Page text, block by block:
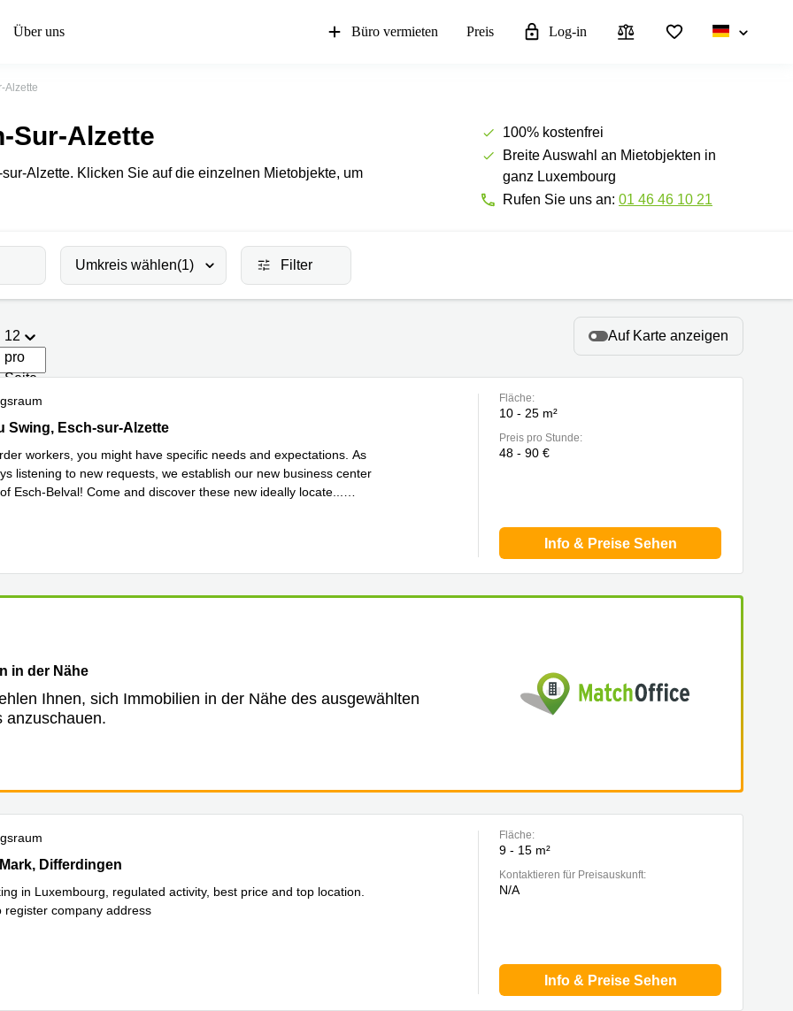
Über uns Büro vermieten Preis Log-in
Alzette
Sur-Alzette
Alzette. Klicken Sie auf die einzelnen Mietobjekte, um
100% kostenfrei
Breite Auswahl an Mietobjekten in
ganz Luxembourg
Rufen Sie uns an: 01 46 46 10 21
Umkreis wählen(1) Filter
12
pro
Seite
Auf Karte anzeigen
Swing, Belval, Esch-sur-Alzette
Swing, Esch-sur-Alzette
workers, you might have specific needs and expectations. As
listening to new requests, we establish our new business center
Esch-Belval! Come and discover these new ideally locate
Fläche:
10 - 25 m²
Preis pro Stunde:
48 - 90 €
Info & Preise Sehen
in der Nähe
Ihnen, sich Immobilien in der Nähe des ausgewählten
anzuschauen.
Mark, Differdingen
Differdingen
in Luxembourg, regulated activity, best price and top location.
register company address
Fläche:
9 - 15 m²
Kontaktieren für Preisauskunft:
N/A
Info & Preise Sehen